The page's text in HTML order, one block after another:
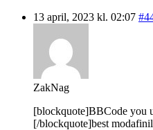
13 april, 2023 kl. 02:07
ZakNag
[blockquote]BBCode you
[/blockquote]best